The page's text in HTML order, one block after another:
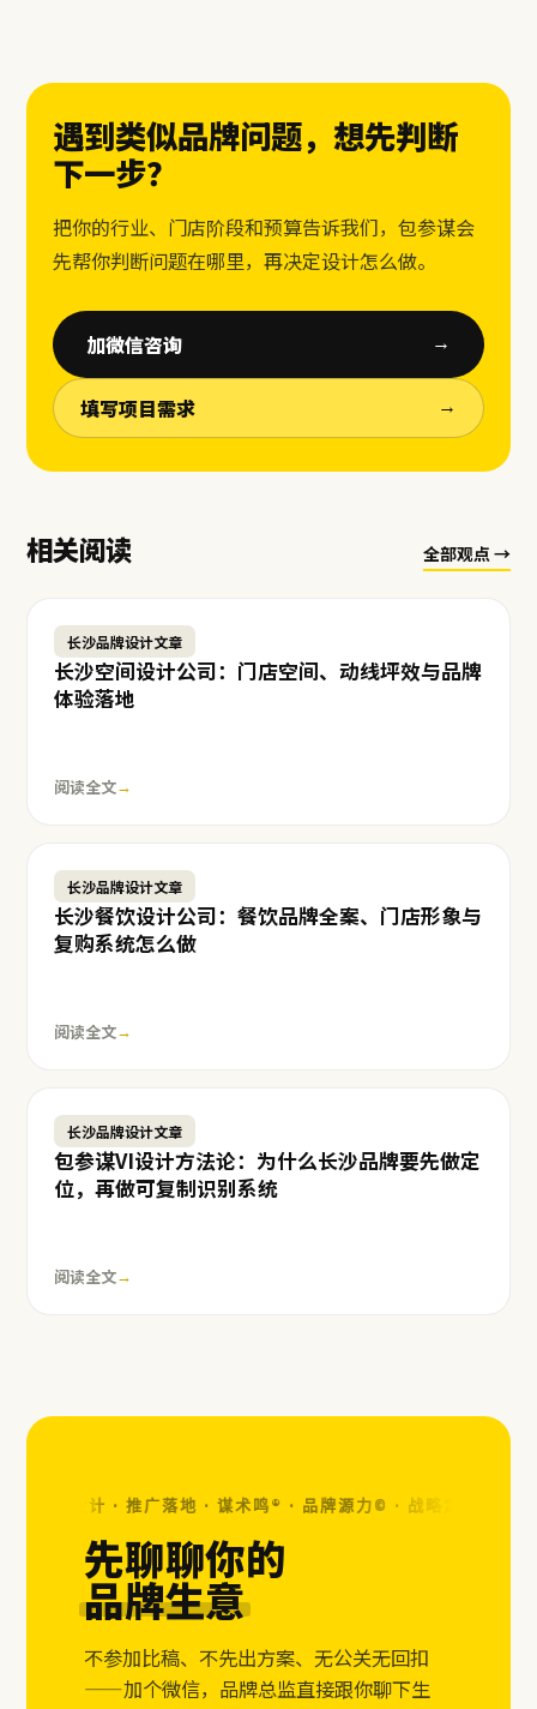
遇到类似品牌问题，想先判断
下一步？
把你的行业、门店阶段和预算告诉我们，包参谋会
先帮你判断问题在哪里，再决定设计怎么做。
加微信咨询 →
填写项目需求 →
相关阅读 全部观点 →
长沙品牌设计文章
长沙空间设计公司：门店空间、动线坪效与品牌
体验落地
阅读全文→
长沙品牌设计文章
长沙餐饮设计公司：餐饮品牌全案、门店形象与
复购系统怎么做
阅读全文→
长沙品牌设计文章
包参谋VI设计方法论：为什么长沙品牌要先做定
位，再做可复制识别系统
阅读全文→
视觉设计 · 推广落地 · 谋术鸣® · 品牌源力© · 战略定位 · 视觉
先聊聊你的
品牌生意
不参加比稿、不先出方案、无公关无回扣
——加个微信，品牌总监直接跟你聊下生